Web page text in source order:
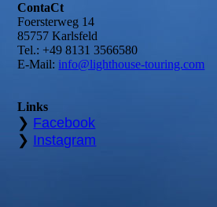
ContaCt
Foersterweg 14
85757 Karlsfeld
Tel.: +49 8131 3566580
E-Mail: info@lighthouse-touring.com
Links
❯ Facebook
❯ Instagram